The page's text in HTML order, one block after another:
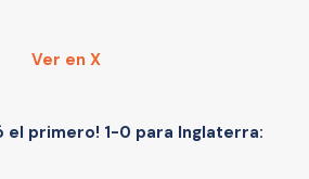
Ver en X
el primero! 1-0 para Inglaterra: